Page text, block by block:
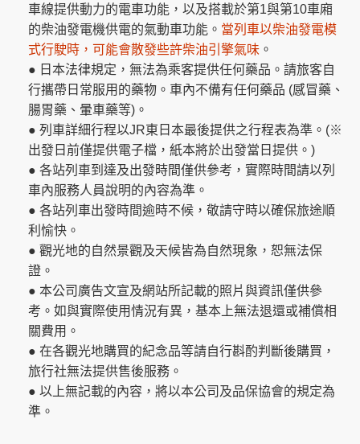
車線提供動力的電車功能，以及搭載於第1與第10車廂
的柴油發電機供電的氣動車功能。 當列車以柴油發電模
式行駛時，可能會散發些許柴油引擎氣味 。
● 日本法律規定，無法為乘客提供任何藥品。請旅客自
行攜帶日常服用的藥物。車內不備有任何藥品 (感冒藥、
腸胃藥、暈車藥等)。
● 列車詳細行程以JR東日本最後提供之行程表為準。(※
出發日前僅提供電子檔，紙本將於出發當日提供。)
● 各站列車到達及出發時間僅供參考，實際時間請以列
車內服務人員說明的內容為準。
● 各站列車出發時間逾時不候，敬請守時以確保旅途順
利愉快。
● 觀光地的自然景觀及天候皆為自然現象，恕無法保
證。
● 本公司廣告文宣及網站所記載的照片與資訊僅供參
考。如與實際使用情況有異，基本上無法退還或補償相
關費用。
● 在各觀光地購買的紀念品等請自行斟酌判斷後購買，
旅行社無法提供售後服務。
● 以上無記載的內容，將以本公司及品保協會的規定為
準。